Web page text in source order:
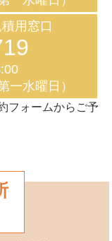
用窓口
一水曜日）
フォームからご予